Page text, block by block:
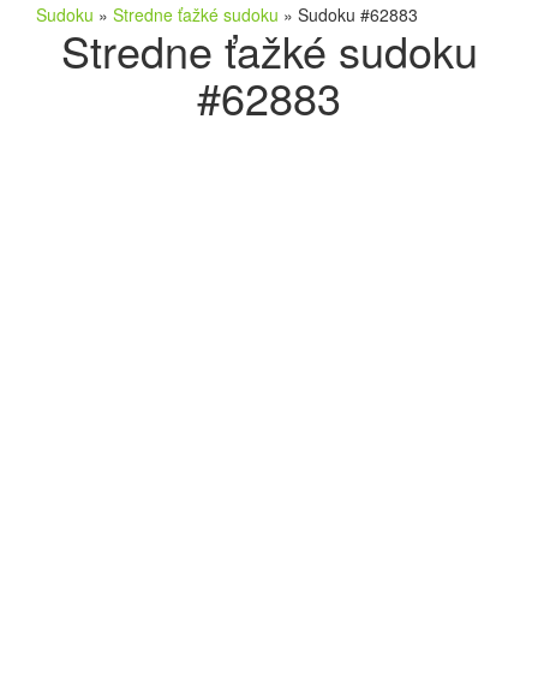
Sudoku » Stredne ťažké sudoku » Sudoku #62883
Stredne ťažké sudoku
#62883